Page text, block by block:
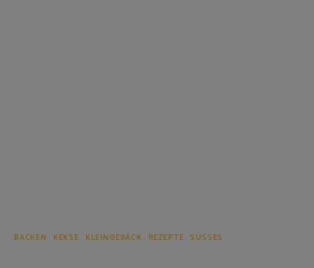
BACKEN KEKSE KLEINGEBÄCK REZEPTE SÜSSES